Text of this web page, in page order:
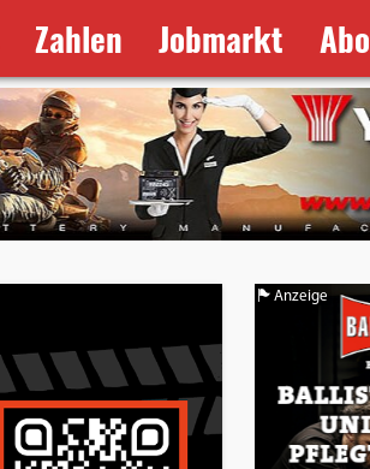
Zahlen Jobmarkt Abo
Anzeige